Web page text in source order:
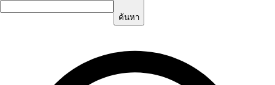
ค้นหา